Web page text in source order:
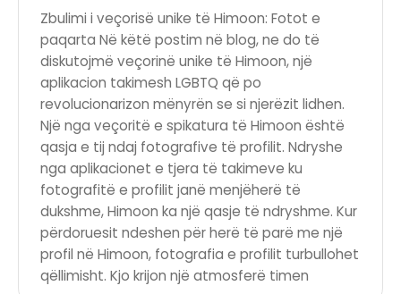
Zbulimi i veçorisë unike të Himoon: Fotot e
paqarta Në këtë postim në blog, ne do të
diskutojmë veçorinë unike të Himoon, një
aplikacion takimesh LGBTQ që po
revolucionarizon mënyrën se si njerëzit lidhen.
Një nga veçoritë e spikatura të Himoon është
qasja e tij ndaj fotografive të profilit. Ndryshe
nga aplikacionet e tjera të takimeve ku
fotografitë e profilit janë menjëherë të
dukshme, Himoon ka një qasje të ndryshme. Kur
përdoruesit ndeshen për herë të parë me një
profil në Himoon, fotografia e profilit turbullohet
qëllimisht. Kjo krijon një atmosferë timen